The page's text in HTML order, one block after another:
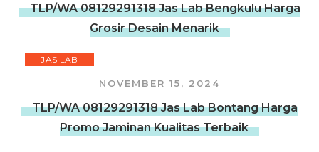
TLP/WA 08129291318 Jas Lab Bengkulu Harga
Grosir Desain Menarik
JAS LAB
NOVEMBER 15, 2024
TLP/WA 08129291318 Jas Lab Bontang Harga
Promo Jaminan Kualitas Terbaik